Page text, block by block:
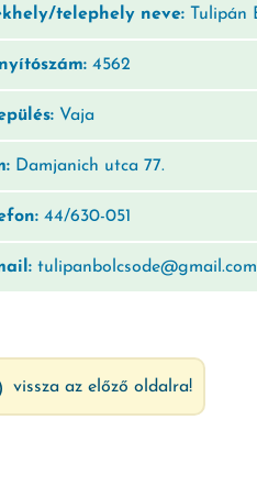
telephely neve: Tulipán
4562
Vaja
Damjanich utca 77.
44/630-051
tulipanbolcsode@gmail.com
vissza az előző oldalra!